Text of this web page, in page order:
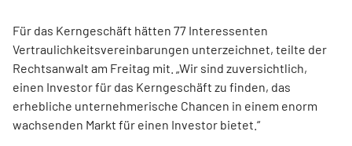
Für das Kerngeschäft hätten 77 Interessenten
Vertraulichkeitsvereinbarungen unterzeichnet, teilte der
Rechtsanwalt am Freitag mit. „Wir sind zuversichtlich,
einen Investor für das Kerngeschäft zu finden, das
erhebliche unternehmerische Chancen in einem enorm
wachsenden Markt für einen Investor bietet.“